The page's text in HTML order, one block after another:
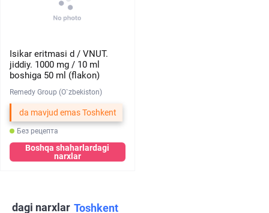
Isikar eritmasi d / VNUT.
jiddiy. 1000 mg / 10 ml
boshiga 50 ml (flakon)
Remedy Group (O`zbekiston)
da mavjud emas Toshkent
Без рецепта
Boshqa shaharlardagi
narxlar
dagi narxlar Toshkent